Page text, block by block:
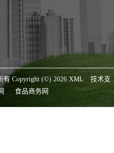
有 Copyright (©) 2026XML
技术支
食品商务网